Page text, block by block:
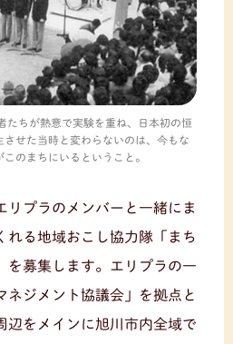
たちが熱意で実験を重ね、日本初の恒
せた当時と変わらないのは、今もな
のまちにいるということ。
リプラのメンバーと一緒にま
れる地域おこし協力隊「まち
を募集します。エリプラの一
ネジメント協議会」を拠点と
辺をメインに旭川市内全域で